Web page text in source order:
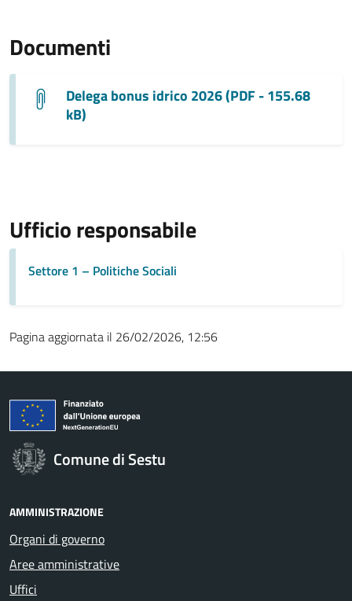
Documenti
Delega bonus idrico 2026 (PDF - 155.68
kB)
Ufficio responsabile
Settore 1 – Politiche Sociali
Pagina aggiornata il 26/02/2026, 12:56
Comune di Sestu
AMMINISTRAZIONE
Organi di governo
Aree amministrative
Uffici